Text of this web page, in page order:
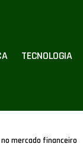
TECNOLOGIA
mercado financeiro